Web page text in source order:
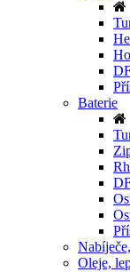
Baterie
Oleje,